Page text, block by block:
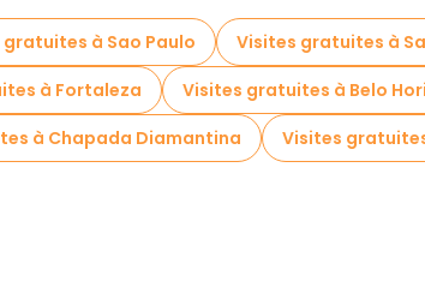
à Sao Paulo Visites gratuites à
à Fortaleza Visites gratuites à Belo
à Chapada Diamantina Visites